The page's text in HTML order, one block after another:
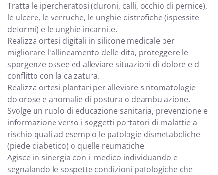
Tratta le ipercheratosi (duroni, calli, occhio di pernice),
le ulcere, le verruche, le unghie distrofiche (ispessite,
deformi) e le unghie incarnite.
Realizza ortesi digitali in silicone medicale per
migliorare l'allineamento delle dita, proteggere le
sporgenze ossee ed alleviare situazioni di dolore e di
conflitto con la calzatura.
Realizza ortesi plantari per alleviare sintomatologie
dolorose e anomalie di postura o deambulazione.
Svolge un ruolo di educazione sanitaria, prevenzione e
informazione verso i soggetti portatori di malattie a
rischio quali ad esempio le patologie dismetaboliche
(piede diabetico) o quelle reumatiche.
Agisce in sinergia con il medico individuando e
segnalando le sospette condizioni patologiche che